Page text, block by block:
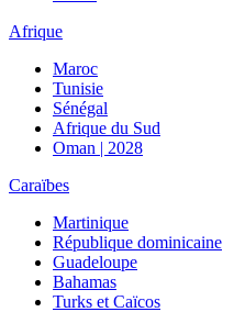
Afrique
Maroc
Tunisie
Sénégal
Afrique du Sud
Oman | 2028
Caraïbes
Martinique
République dominicaine
Guadeloupe
Bahamas
Turks et Caïcos